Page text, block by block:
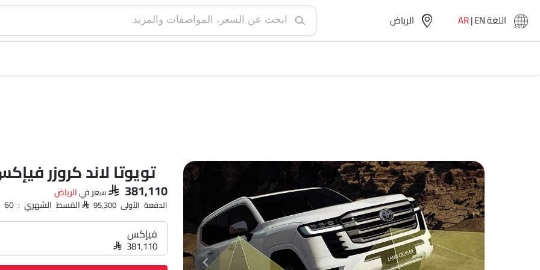
الرياض‎ اللغةEN
|
AR
تويوتا لاند كروزر
SAR 381,110 سعر فيالرياض‎
الدفعة الأولى SAR 95,300 القسط الشهري : SAR 5,525 x 60
فيإكس
SAR 381,110